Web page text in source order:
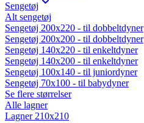
Sengetøj
Alt sengetøj
Sengetøj 200x220 - til dobbeltdyner
Sengetøj 200x200 - til dobbeltdyner
Sengetøj 140x220 - til enkeltdyner
Sengetøj 140x200 - til enkeltdyner
Sengetøj 100x140 - til juniordyner
Sengetøj 70x100 - til babydyner
Se flere størrelser
Alle lagner
Lagner 210x210